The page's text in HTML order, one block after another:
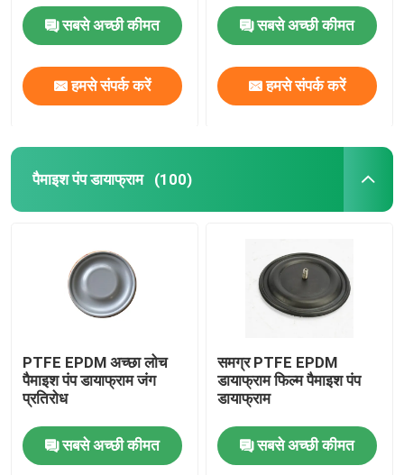
सबसे अच्छी कीमत
हमसे संपर्क करें
सबसे अच्छी कीमत
हमसे संपर्क करें
पैमाइश पंप डायाफ्राम (100)
PTFE EPDM अच्छा लोच
पैमाइश पंप डायाफ्राम जंग
प्रतिरोध
सबसे अच्छी कीमत
समग्र PTFE EPDM
डायाफ्राम फिल्म पैमाइश पंप
डायाफ्राम
सबसे अच्छी कीमत